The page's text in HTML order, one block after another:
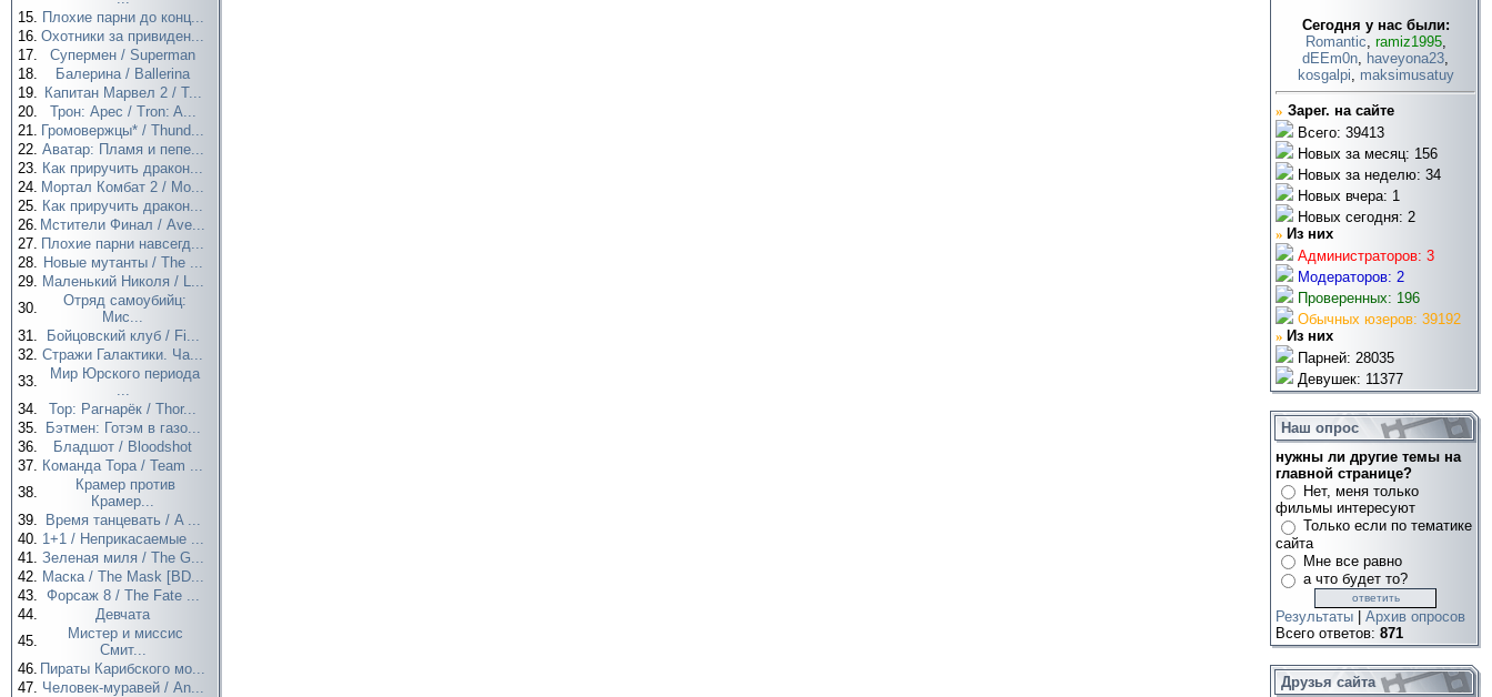
15. Плохие парни до конц...
16. Охотники за привиден...
17.
Супермен / Superman
18.
Балерина / Ballerina
19. Капитан Марвел 2 / T...
20.
Трон: Арес / Tron: A...
21. Громовержцы* / Thund...
22. Аватар: Пламя и пепе...
23. Как приручить дракон...
24. Мортал Комбат 2 / Mo...
25. Как приручить дракон...
26. Мстители Финал / Ave...
27. Плохие парни навсегд...
28. Новые мутанты / The ...
29. Маленький Николя / L...
30.
Отряд самоубийц:
Мис...
31.
Бойцовский клуб / Fi...
32. Стражи Галактики. Ча...
33.
Мир Юрского периода
...
34.
Тор: Рагнарёк / Thor...
35.
Бэтмен: Готэм в газо...
36.
Бладшот / Bloodshot
37. Команда Тора / Team ...
38.
Крамер против
Крамер...
39.
Время танцевать / A ...
40. 1+1 / Неприкасаемые ...
41. Зеленая миля / The G...
42. Маска / The Mask [BD...
43. Форсаж 8 / The Fate ...
44.
Девчата
45.
Мистер и миссис
Смит...
46. Пираты Карибского мо...
47. Человек-муравей / An...
Cегодня у нас были:
Romantic, ramiz1995,
dEEm0n, haveyona23,
kosgalpi, maksimusatuy
» Зарег. на сайте
Всего: 39413
Новых за месяц: 156
Новых за неделю: 34
Новых вчера: 1
Новых сегодня: 2
» Из них
Администраторов: 3
Модераторов: 2
Проверенных: 196
Обычных юзеров: 39192
» Из них
Парней: 28035
Девушек: 11377
Наш опрос
нужны ли другие темы на
главной странице?
Нет, меня только
фильмы интересуют
Только если по тематике
сайта
Мне все равно
а что будет то?
Результаты
Архив опросов
Всего ответов: 871
Друзья сайта